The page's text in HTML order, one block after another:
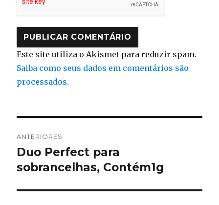
Este site utiliza o Akismet para reduzir spam.
Saiba como seus dados em comentários são
processados.
de
Post
ANTERIORES
Post
anterior:
Duo Perfect para
sobrancelhas, Contém1g